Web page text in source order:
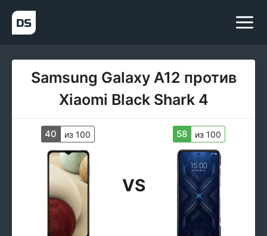
Samsung Galaxy A12 против
Xiaomi Black Shark 4
40 из 100
VS
58 из 100